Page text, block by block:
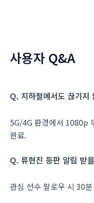
사용자 Q&A
Q. 지하철에서도 끊기지
5G/4G 환경에서 1080p
완료.
Q. 류현진 등판 알림 받
관심 선수 팔로우 시 30